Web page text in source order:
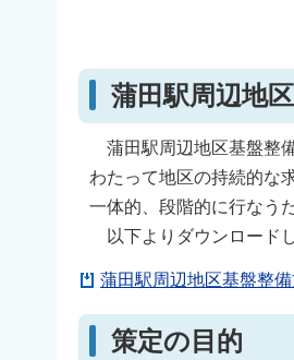
蒲田駅周辺地
蒲田駅周辺地区基盤整
わたって地区の持続的な
一体的、段階的に行なう
以下よりダウンロード
蒲田駅周辺地区基盤整
策定の目的